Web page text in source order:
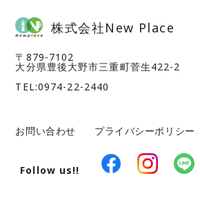
株式会社New Place
〒879-7102
​​​​​​​大分県豊後大野市三重町菅生422-2
TEL:0974-22-2440
お問い合わせ プライバシーポリシー
Follow us!!